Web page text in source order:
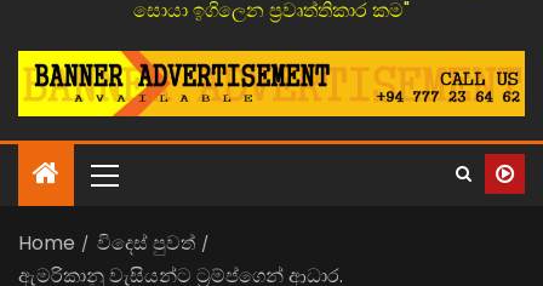
සොයා ඉගිලෙන ප්‍රවෘත්තිකාර කම"
Home
විදෙස් පුවත්
ඇමරිකානු වැසියන්ට ට්‍රම්ප්ගෙන් ආධාර.